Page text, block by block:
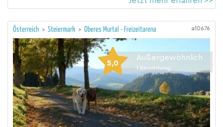
Österreich > Steiermark > Oberes Murtal - Freizeitarena a10676
5,0
Außergewöhnlich
1 Bewertung